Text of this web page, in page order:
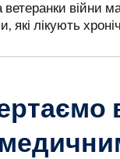
ветеранки війни
які лікують